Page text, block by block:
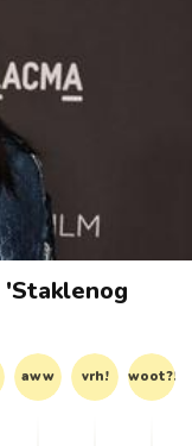
'Staklenog
aww vrh! woot?!